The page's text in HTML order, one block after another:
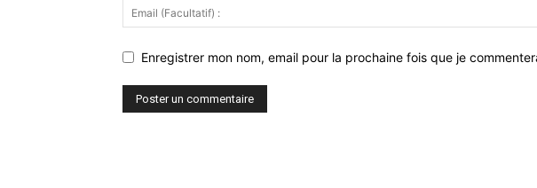
Enregistrer mon nom, email pour la prochaine fois que je